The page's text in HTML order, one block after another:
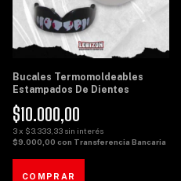
Bucales Termomoldeables
Estampados De Dientes
$10.000,00
3x $3.333,33 sin interés
$9.000,00 con Transferencia Bancaria